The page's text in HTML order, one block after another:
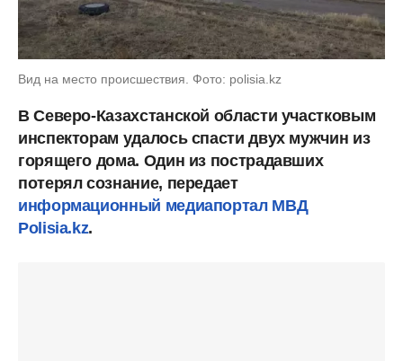
Вид на место происшествия. Фото: polisia.kz
В Северо-Казахстанской области участковым
инспекторам удалось спасти двух мужчин из
горящего дома. Один из пострадавших
потерял сознание, передает
информационный медиапортал МВД
Polisia.kz.